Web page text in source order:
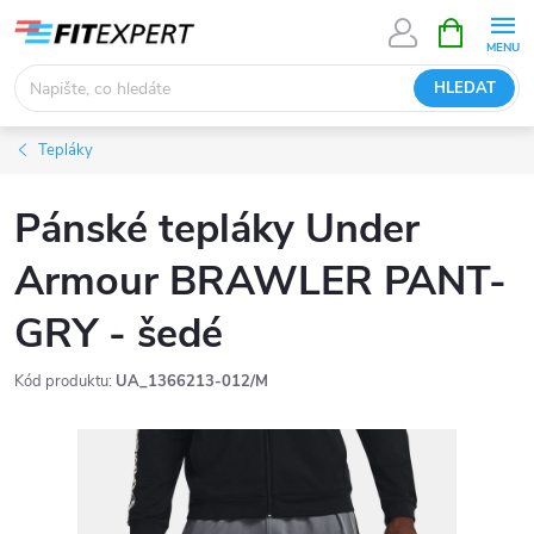
obsah
HLEDAT
NÁKUPNÍ
KOŠÍK
Tepláky
Pánské tepláky Under
Armour BRAWLER PANT-
GRY - šedé
Kód produktu: UA_1366213-012/M